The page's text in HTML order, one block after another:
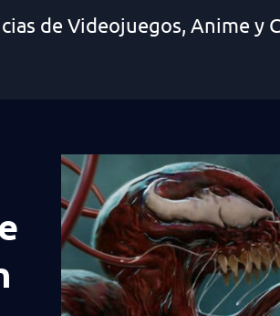
de Videojuegos, Anime y